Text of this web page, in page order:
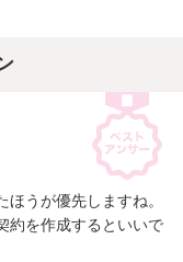
うが優先しますね。
約を作成するといいで